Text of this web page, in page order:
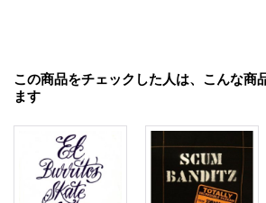
この商品をチェックした人は、こんな商
ます